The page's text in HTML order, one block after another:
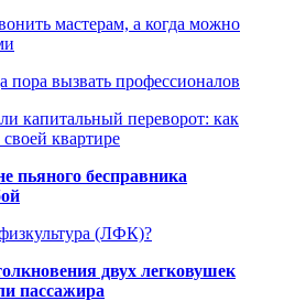
мастерам, а когда можно
пора вызвать профессионалов
капитальный переворот: как
квартире
пьяного бесправника
(ЛФК)?
двух легковушек
пассажира